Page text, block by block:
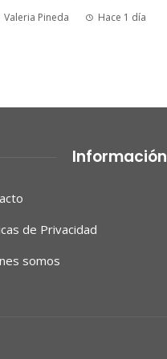
Valeria Pineda Hace 1 día
Información
de Privacidad
somos